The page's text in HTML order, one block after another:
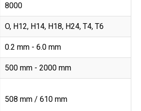
8000
O, H12, H14, H18, H24, T4, T6
0.2 mm - 6.0 mm
500 mm - 2000 mm
508 mm / 610 mm